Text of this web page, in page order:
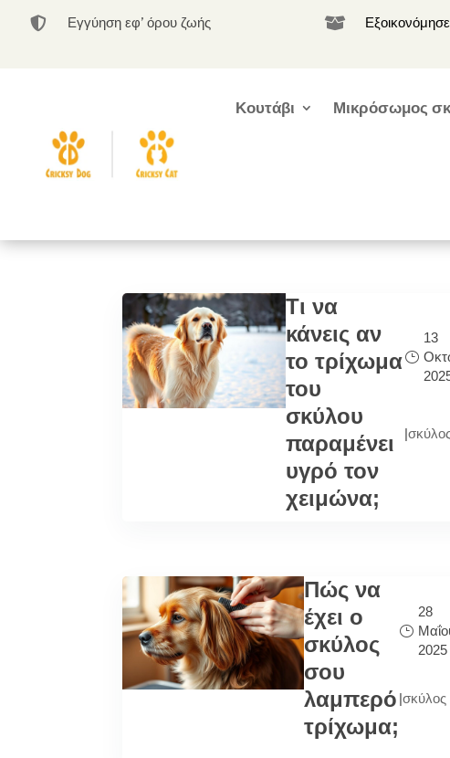
 Εγγύηση εφ’ όρου ζωής 
Κουτάβι Μικρόσωμος
Τι να
κάνεις αν
το τρίχωμα
του
σκύλου
παραμένει
υγρό τον
χειμώνα;
13
|
Πώς να
έχει ο
σκύλος
σου
λαμπερό
τρίχωμα;
28
2025
|σκύλος